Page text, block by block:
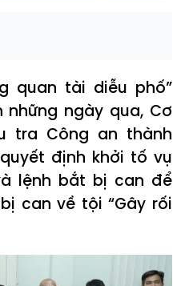
quan tài diễu phố”
những ngày qua, Cơ
tra Công an thành
định khởi tố vụ
lệnh bắt bị can để
can về tội “Gây rối